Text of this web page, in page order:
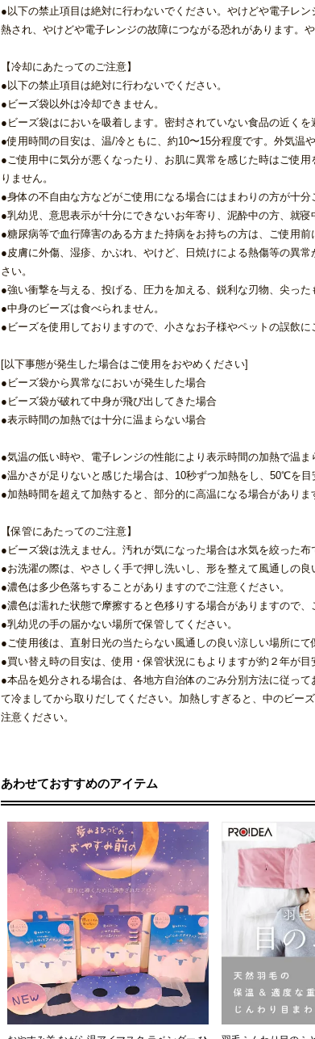
●以下の禁止項目は絶対に行わないでください。やけどや電子レ
熱され、やけどや電子レンジの故障につながる恐れがあります。
【冷却にあたってのご注意】
●以下の禁止項目は絶対に行わないでください。
●ビーズ袋以外は冷却できません。
●ビーズ袋はにおいを吸着します。密封されていない食品の近くを
●使用時間の目安は、温/冷ともに、約10〜15分程度です。外気温
●ご使用中に気分が悪くなったり、お肌に異常を感じた時はご使
りません。
●身体の不自由な方などがご使用になる場合にはまわりの方が十分
●乳幼児、意思表示が十分にできないお年寄り、泥酔中の方、就寝
●糖尿病等で血行障害のある方また持病をお持ちの方は、ご使用前
●皮膚に外傷、湿疹、かぶれ、やけど、日焼けによる熱傷等の異
さい。
●強い衝撃を与える、投げる、圧力を加える、鋭利な刃物、尖っ
●中身のビーズは食べられません。
●ビーズを使用しておりますので、小さなお子様やペットの誤飲に
[以下事態が発生した場合はご使用をおやめください]
●ビーズ袋から異常なにおいが発生した場合
●ビーズ袋が破れて中身が飛び出してきた場合
●表示時間の加熱では十分に温まらない場合
●気温の低い時や、電子レンジの性能により表示時間の加熱で温ま
●温かさが足りないと感じた場合は、10秒ずつ加熱をし、50℃を目
●加熱時間を超えて加熱すると、部分的に高温になる場合がありま
【保管にあたってのご注意】
●ビーズ袋は洗えません。汚れが気になった場合は水気を絞った
●お洗濯の際は、やさしく手で押し洗いし、形を整えて風通しの良
●濃色は多少色落ちすることがありますのでご注意ください。
●濃色は濡れた状態で摩擦すると色移りする場合がありますので、
●乳幼児の手の届かない場所で保管してください。
●ご使用後は、直射日光の当たらない風通しの良い涼しい場所にて
●買い替え時の目安は、使用・保管状況にもよりますが約２年が目
●本品を処分される場合は、各地方自治体のごみ分別方法に従っ
て冷ましてから取りだしてください。加熱しすぎると、中のビー
注意ください。
あわせておすすめのアイテム